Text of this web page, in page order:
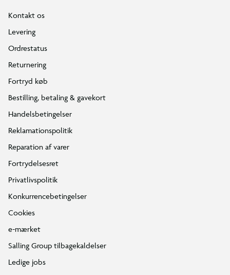
Kontakt os
Levering
Ordrestatus
Returnering
Fortryd køb
Bestilling, betaling & gavekort
Handelsbetingelser
Reklamationspolitik
Reparation af varer
Fortrydelsesret
Privatlivspolitik
Konkurrencebetingelser
Cookies
e-mærket
Salling Group tilbagekaldelser
Ledige jobs